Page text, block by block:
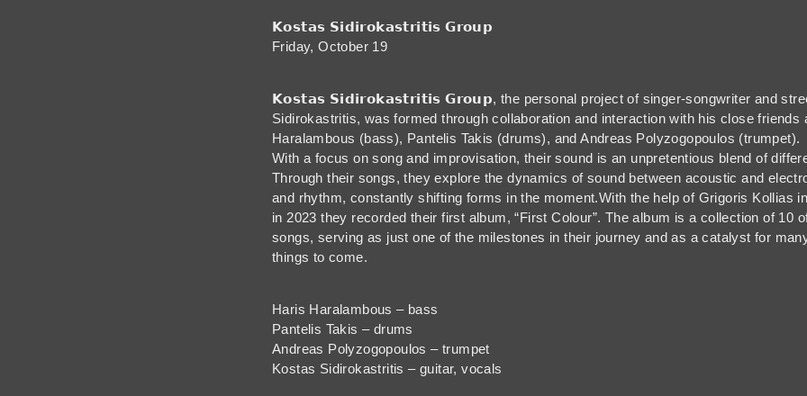
𝗞𝗼𝘀𝘁𝗮𝘀 𝗦𝗶𝗱𝗶𝗿𝗼𝗸𝗮𝘀𝘁𝗿𝗶𝘁𝗶𝘀 𝗚𝗿𝗼𝘂𝗽
Friday, October 19
𝗞𝗼𝘀𝘁𝗮𝘀 𝗦𝗶𝗱𝗶𝗿𝗼𝗸𝗮𝘀𝘁𝗿𝗶𝘁𝗶𝘀 𝗚𝗿𝗼𝘂𝗽, the personal project of singer-songwriter and
Sidirokastritis, was formed through collaboration and interaction with his close friends
Ηaralambous (bass), Pantelis Takis (drums), and Andreas Polyzogopoulos (trumpet).
With a focus on song and improvisation, their sound is an unpretentious blend of
Through their songs, they explore the dynamics of sound between acoustic and
and rhythm, constantly shifting forms in the moment.With the help of Grigoris Kollias
in 2023 they recorded their first album, “First Colour”. The album is a collection of 10
songs, serving as just one of the milestones in their journey and as a catalyst for
things to come.
Haris Ηaralambous – bass
Pantelis Takis – drums
Andreas Polyzogopoulos – trumpet
Kostas Sidirokastritis – guitar, vocals